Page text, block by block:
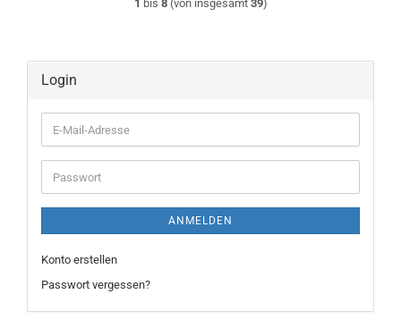
1 bis 8(von insgesamt 39)
Login
E-
Mail-
Adresse
Passwort
ANMELDEN
Konto erstellen
Passwort vergessen?